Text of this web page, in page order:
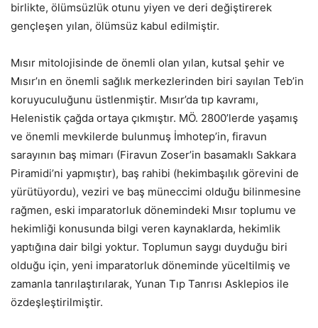
birlikte, ölümsüzlük otunu yiyen ve deri değiştirerek
gençleşen yılan, ölümsüz kabul edilmiştir.
Mısır mitolojisinde de önemli olan yılan, kutsal şehir ve
Mısır’ın en önemli sağlık merkezlerinden biri sayılan Teb’in
koruyuculuğunu üstlenmiştir. Mısır’da tıp kavramı,
Helenistik çağda ortaya çıkmıştır. MÖ. 2800’lerde yaşamış
ve önemli mevkilerde bulunmuş İmhotep’in, firavun
sarayının baş mimarı (Firavun Zoser’in basamaklı Sakkara
Piramidi’ni yapmıştır), baş rahibi (hekimbaşılık görevini de
yürütüyordu), veziri ve baş müneccimi olduğu bilinmesine
rağmen, eski imparatorluk dönemindeki Mısır toplumu ve
hekimliği konusunda bilgi veren kaynaklarda, hekimlik
yaptığına dair bilgi yoktur. Toplumun saygı duyduğu biri
olduğu için, yeni imparatorluk döneminde yüceltilmiş ve
zamanla tanrılaştırılarak, Yunan Tıp Tanrısı Asklepios ile
özdeşleştirilmiştir.